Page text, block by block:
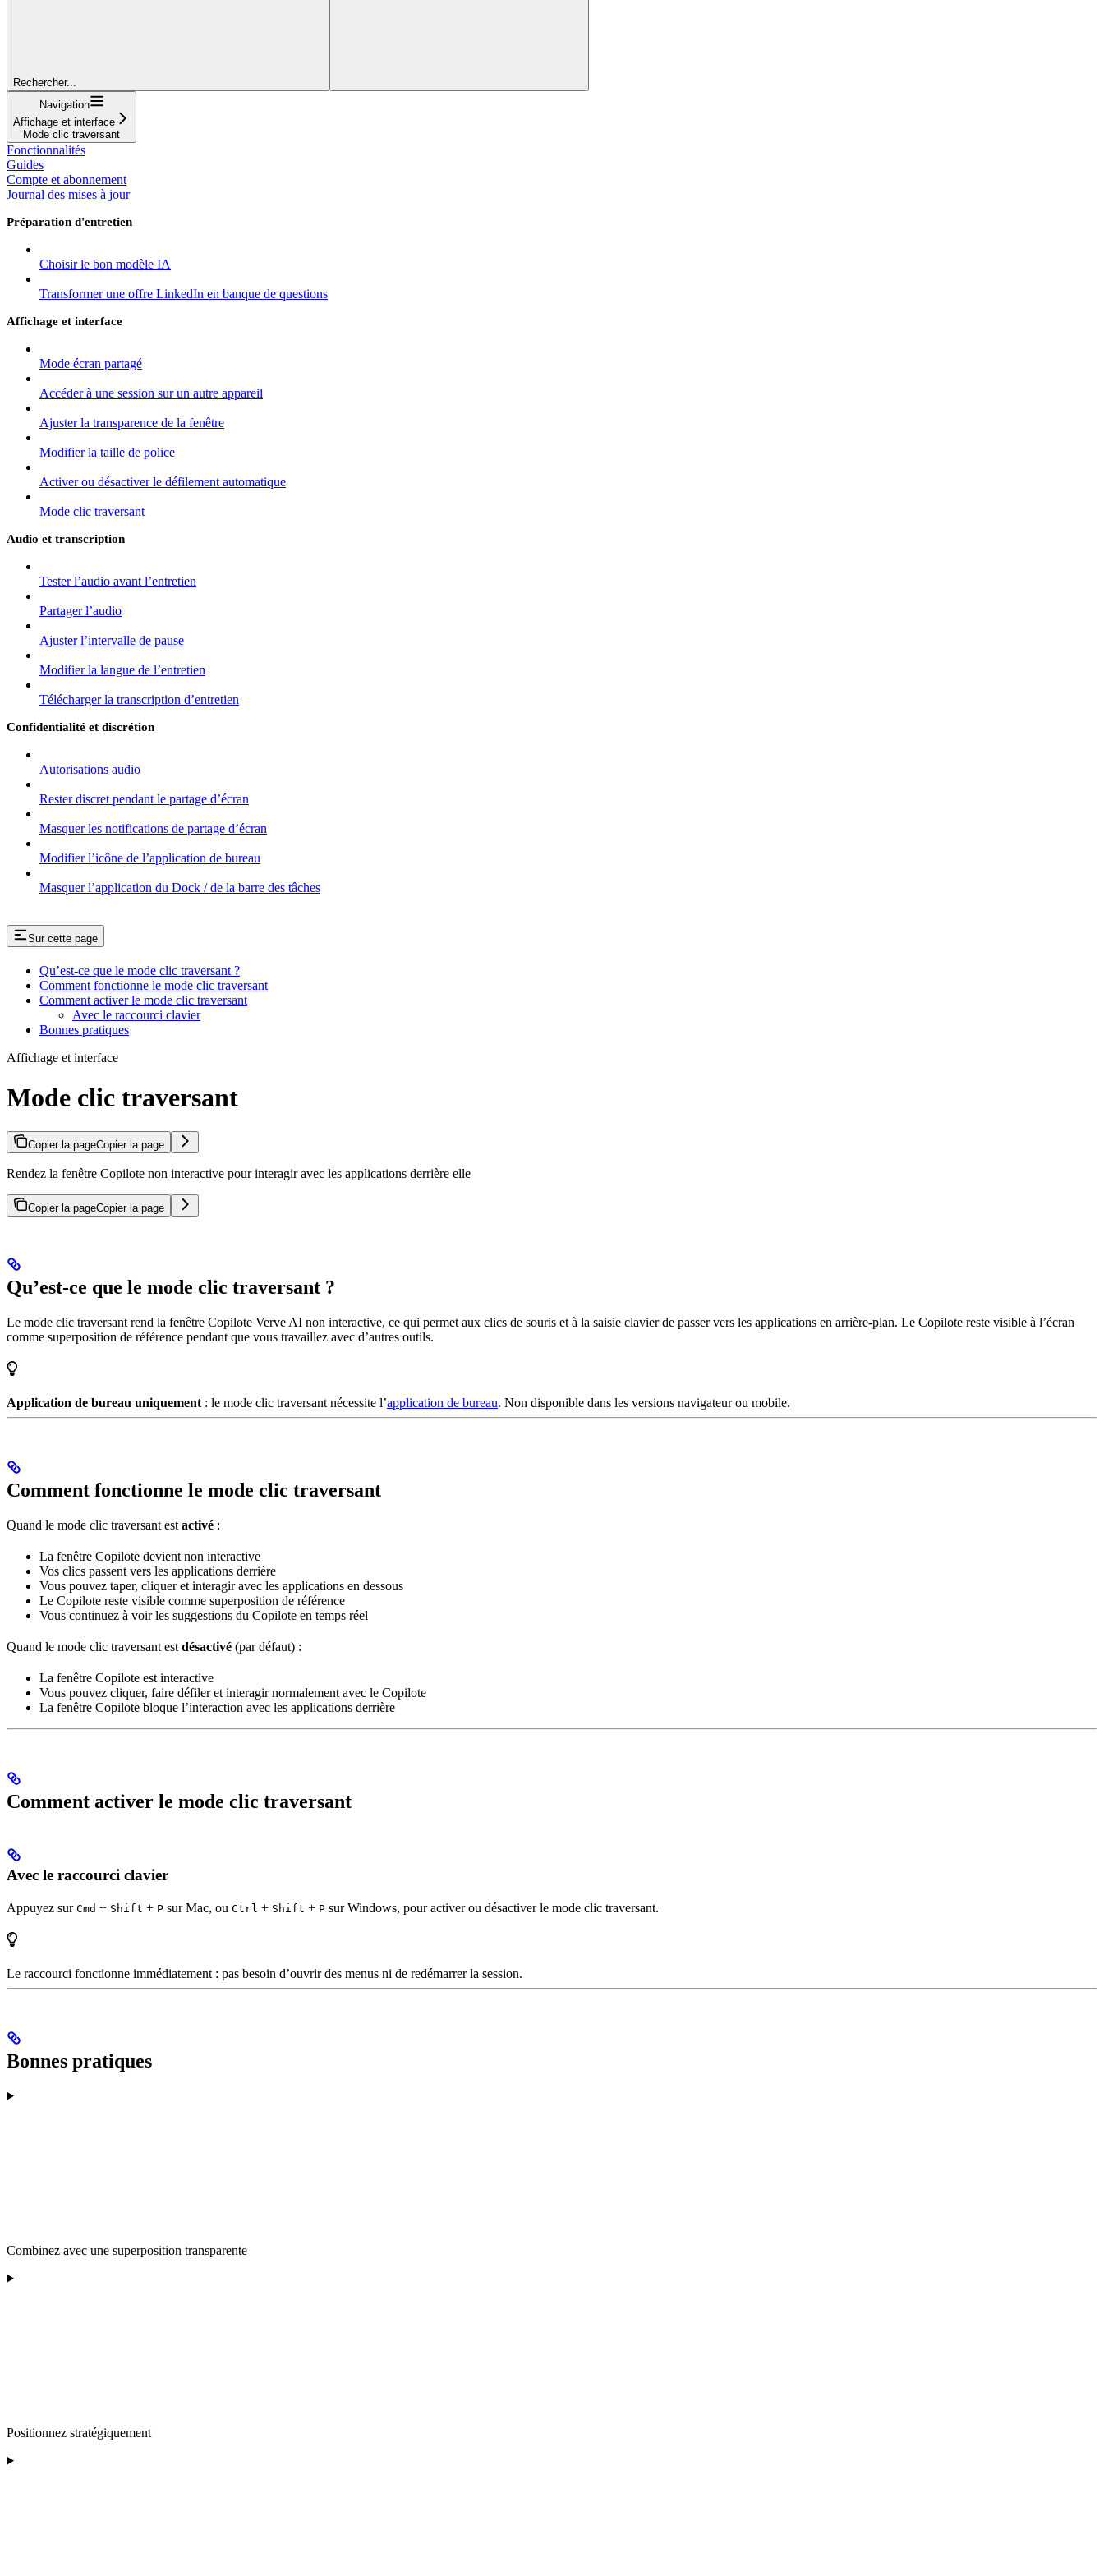
Rechercher...
Navigation
Affichage et interface
Mode clic traversant
Fonctionnalités
Guides
Compte et abonnement
Journal des mises à jour
Préparation d'entretien
Choisir le bon modèle IA
Transformer une offre LinkedIn en banque de questions
Affichage et interface
Mode écran partagé
Accéder à une session sur un autre appareil
Ajuster la transparence de la fenêtre
Modifier la taille de police
Activer ou désactiver le défilement automatique
Mode clic traversant
Audio et transcription
Tester l’audio avant l’entretien
Partager l’audio
Ajuster l’intervalle de pause
Modifier la langue de l’entretien
Télécharger la transcription d’entretien
Confidentialité et discrétion
Autorisations audio
Rester discret pendant le partage d’écran
Masquer les notifications de partage d’écran
Modifier l’icône de l’application de bureau
Masquer l’application du Dock / de la barre des tâches
Sur cette page
Qu’est-ce que le mode clic traversant ?
Comment fonctionne le mode clic traversant
Comment activer le mode clic traversant
Avec le raccourci clavier
Bonnes pratiques
Affichage et interface
Mode clic traversant
Copier la pageCopier la page
Rendez la fenêtre Copilote non interactive pour interagir avec les applications derrière elle
Copier la pageCopier la page
Qu’est-ce que le mode clic traversant ?
Le mode clic traversant rend la fenêtre Copilote Verve AI non interactive, ce qui permet aux clics de souris et à la saisie clavier de passer vers les applications en arrière-plan. Le Copilote reste visible à l’écran
comme superposition de référence pendant que vous travaillez avec d’autres outils.
Application de bureau uniquement: le mode clic traversant nécessite l’application de bureau. Non disponible dans les versions navigateur ou mobile.
Comment fonctionne le mode clic traversant
Quand le mode clic traversant est activé :
La fenêtre Copilote devient non interactive
Vos clics passent vers les applications derrière
Vous pouvez taper, cliquer et interagir avec les applications en dessous
Le Copilote reste visible comme superposition de référence
Vous continuez à voir les suggestions du Copilote en temps réel
Quand le mode clic traversant est désactivé (par défaut) :
La fenêtre Copilote est interactive
Vous pouvez cliquer, faire défiler et interagir normalement avec le Copilote
La fenêtre Copilote bloque l’interaction avec les applications derrière
Comment activer le mode clic traversant
Avec le raccourci clavier
Appuyez sur Cmd + Shift + P sur Mac, ou Ctrl + Shift + P sur Windows, pour activer ou désactiver le mode clic traversant.
Le raccourci fonctionne immédiatement : pas besoin d’ouvrir des menus ni de redémarrer la session.
Bonnes pratiques
Combinez avec une superposition transparente
Positionnez stratégiquement